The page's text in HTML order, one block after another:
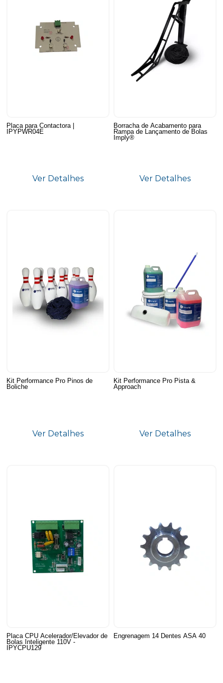
Placa para Contactora |
IPYPWR04E
Ver Detalhes
Borracha de Acabamento para
Rampa de Lançamento de Bolas
Imply®
Ver Detalhes
Kit Performance Pro Pinos de
Boliche
Ver Detalhes
Kit Performance Pro Pista &
Approach
Ver Detalhes
Placa CPU Acelerador/Elevador de
Bolas Inteligente 110V -
IPYCPU129
Engrenagem 14 Dentes ASA 40